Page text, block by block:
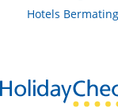
Hotels